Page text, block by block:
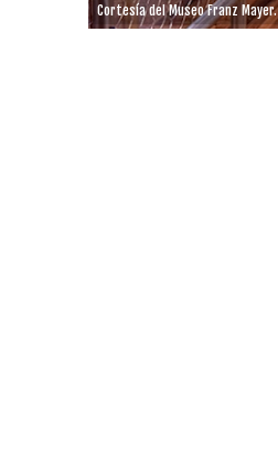
Cortesía del Museo Franz Mayer.